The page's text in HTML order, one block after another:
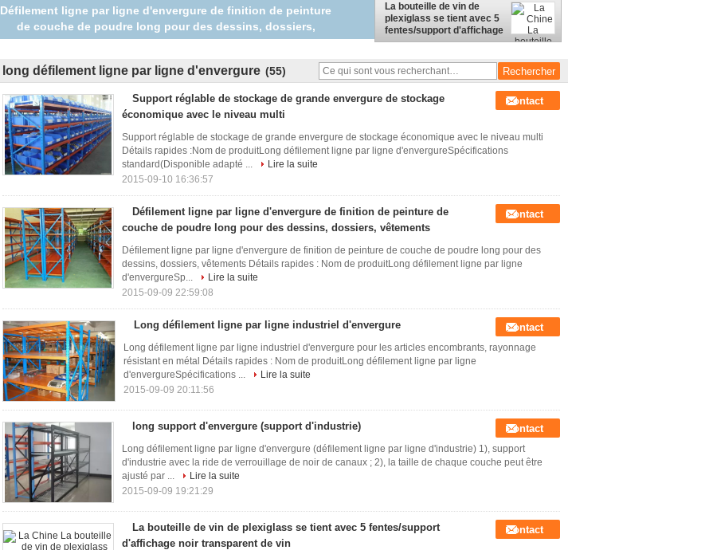
Défilement ligne par ligne d'envergure de finition de peinture
de couche de poudre long pour des dessins, dossiers,
vêtements
La bouteille de vin de
plexiglass se tient avec 5
fentes/support d'affichage
noir transparent de vin
long défilement ligne par ligne d'envergure (55)
Support réglable de stockage de grande envergure de stockage
économique avec le niveau multi
Contact
Support réglable de stockage de grande envergure de stockage économique avec le niveau multi
Détails rapides :Nom de produitLong défilement ligne par ligne d'envergureSpécifications
standard(Disponible adapté ...
Lire la suite
2015-09-10 16:36:57
Défilement ligne par ligne d'envergure de finition de peinture de
couche de poudre long pour des dessins, dossiers, vêtements
Contact
Défilement ligne par ligne d'envergure de finition de peinture de couche de poudre long pour des
dessins, dossiers, vêtements Détails rapides : Nom de produitLong défilement ligne par ligne
d'envergureSp...
Lire la suite
2015-09-09 22:59:08
Long défilement ligne par ligne industriel d'envergure Contact
Long défilement ligne par ligne industriel d'envergure pour les articles encombrants, rayonnage
résistant en métal Détails rapides : Nom de produitLong défilement ligne par ligne
d'envergureSpécifications ...
Lire la suite
2015-09-09 20:11:56
long support d'envergure (support d'industrie) Contact
Long défilement ligne par ligne d'envergure (défilement ligne par ligne d'industrie) 1), support
d'industrie avec la ride de verrouillage de noir de canaux ; 2), la taille de chaque couche peut être
ajusté par ...
Lire la suite
2015-09-09 19:21:29
La bouteille de vin de plexiglass se tient avec 5 fentes/support
d'affichage noir transparent de vin
Contact